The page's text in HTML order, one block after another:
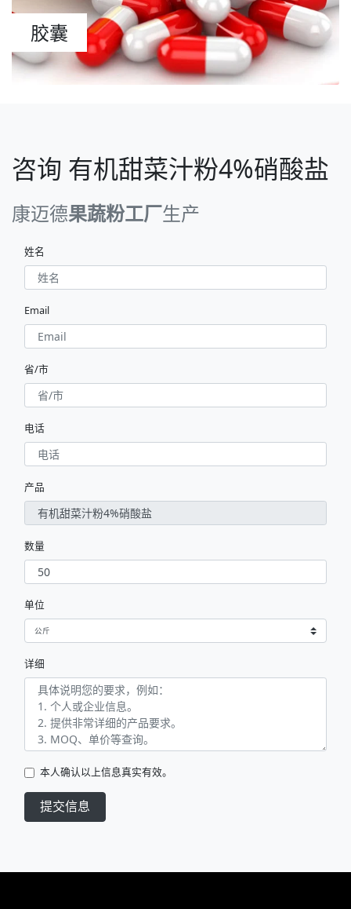
胶囊
咨询 有机甜菜汁粉4%硝酸盐
康迈德果蔬粉工厂生产
姓名
Email
省/市
电话
产品
数量
单位
详细
本人确认以上信息真实有效。
提交信息